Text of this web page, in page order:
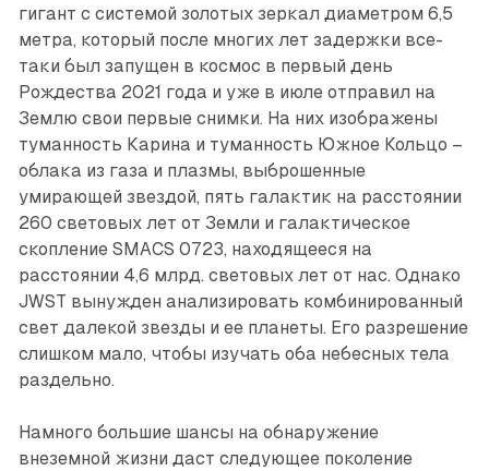
гигант с системой золотых зеркал диаметром 6,5
метра, который после многих лет задержки все-
таки был запущен в космос в первый день
Рождества 2021 года и уже в июле отправил на
Землю свои первые снимки. На них изображены
туманность Карина и туманность Южное Кольцо –
облака из газа и плазмы, выброшенные
умирающей звездой, пять галактик на расстоянии
260 световых лет от Земли и галактическое
скопление SMACS 0723, находящееся на
расстоянии 4,6 млрд. световых лет от нас. Однако
JWST вынужден анализировать комбинированный
свет далекой звезды и ее планеты. Его разрешение
слишком мало, чтобы изучать оба небесных тела
раздельно.
Намного большие шансы на обнаружение
внеземной жизни даст следующее поколение